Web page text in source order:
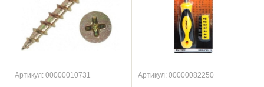
Артикул: 00000010731 Артикул: 00000082250